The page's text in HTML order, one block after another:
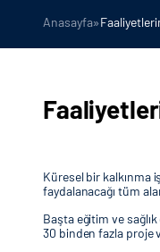
Anasayfa»
Küresel bir kalkınma
faydalanacağı tüm
Başta eğitim ve
30 binden fazla proje